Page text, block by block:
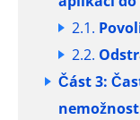
2.1.
2.2.
Část 3: